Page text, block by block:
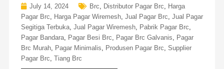
July 14, 2024 Brc Distributor Pagar Brc
Harga
Pagar Brc
Harga Pagar Wiremesh, Jual Pagar Brc Jual Pagar
Segitiga Terbuka, Jual Pagar Wiremesh, Pabrik Pagar Brc
Pagar Bandara, Pagar Besi Brc Pagar Brc Galvanis
Pagar
Brc Murah, Pagar Minimalis Produsen Pagar Brc Supplier
Pagar Brc Tiang Brc